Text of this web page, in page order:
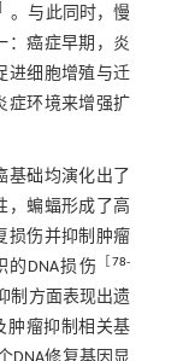
。与此同时，慢
：癌症早期，炎
进细胞增殖与迁
环境来增强扩
基础均演化出了
，蝙蝠形成了高
损伤并抑制肿瘤
DNA损伤
［78-
制方面表现出遗
肿瘤抑制相关基